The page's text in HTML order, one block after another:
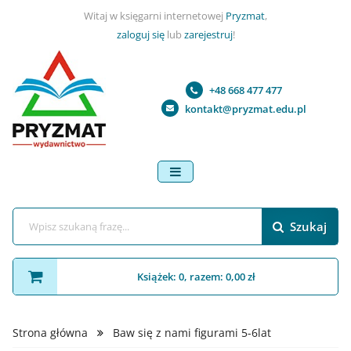
Witaj w księgarni internetowej Pryzmat,
zaloguj sięlub zarejestruj!
+48 668 477 477
kontakt@pryzmat.edu.pl
menu
Szukaj
Książek: 0, razem: 0,00 zł
Strona główna Baw się z nami figurami 5-6lat